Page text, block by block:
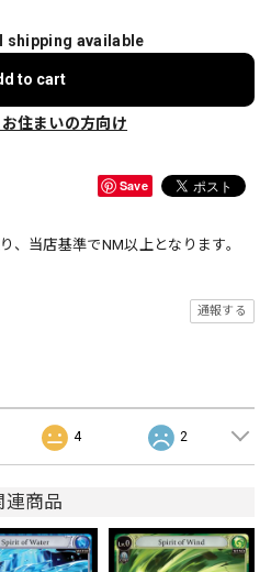
shipping available
to cart
住まいの方向け
Save
、当店基準でNM以上となります。
通報する
4 2
連商品